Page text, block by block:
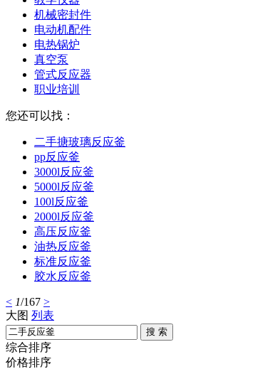
机械密封件
电动机配件
电热锅炉
真空泵
管式反应器
职业培训
您还可以找：
二手搪玻璃反应釜
pp反应釜
3000l反应釜
5000l反应釜
100l反应釜
2000l反应釜
高压反应釜
油热反应釜
标准反应釜
胶水反应釜
< 1/167 >
大图 列表
搜 索
综合排序
价格排序